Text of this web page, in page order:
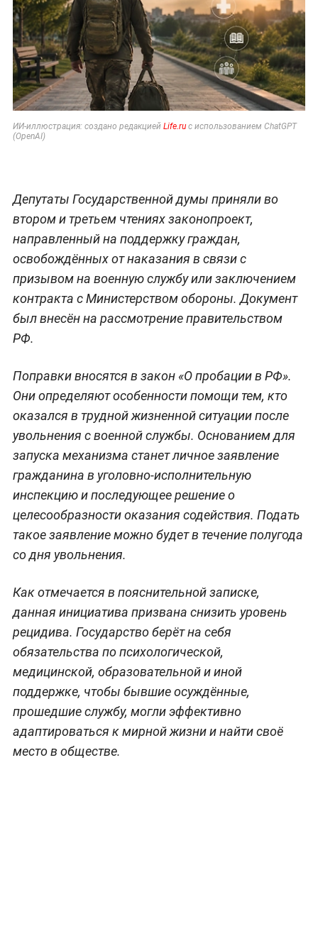
ИИ-иллюстрация: создано редакцией Life.ruс использованием ChatGPT
(OpenAI)
Депутаты Государственной думы приняли во
втором и третьем чтениях законопроект,
направленный на поддержку граждан,
освобождённых от наказания в связи с
призывом на военную службу или заключением
контракта с Министерством обороны. Документ
был внесён на рассмотрение правительством
РФ.
Поправки вносятся в закон «О пробации в РФ».
Они определяют особенности помощи тем, кто
оказался в трудной жизненной ситуации после
увольнения с военной службы. Основанием для
запуска механизма станет личное заявление
гражданина в уголовно-исполнительную
инспекцию и последующее решение о
целесообразности оказания содействия. Подать
такое заявление можно будет в течение полугода
со дня увольнения.
Как отмечается в пояснительной записке,
данная инициатива призвана снизить уровень
рецидива. Государство берёт на себя
обязательства по психологической,
медицинской, образовательной и иной
поддержке, чтобы бывшие осуждённые,
прошедшие службу, могли эффективно
адаптироваться к мирной жизни и найти своё
место в обществе.